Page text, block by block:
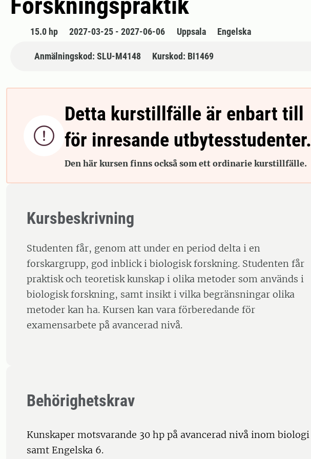
15.0 hp 2027-03-25 - 2027-06-06 Uppsala Engelska
Anmälningskod: SLU-M4148 Kurskod: BI1469

Detta kurstillfälle är enbart till
för inresande utbytesstudenter.
Den här kursen finns också som ett ordinarie kurstillfälle.
Kursbeskrivning
Studenten får, genom att under en period delta i en
forskargrupp, god inblick i biologisk forskning. Studenten får
praktisk och teoretisk kunskap i olika metoder som används i
biologisk forskning, samt insikt i vilka begränsningar olika
metoder kan ha. Kursen kan vara förberedande för
examensarbete på avancerad nivå.
Behörighetskrav
Kunskaper motsvarande 30 hp på avancerad nivå inom biologi
samt Engelska 6.